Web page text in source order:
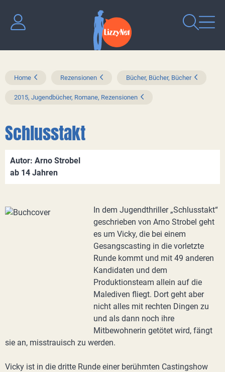
Home Rezensionen Bücher, Bücher, Bücher
2015, Jugendbücher, Romane, Rezensionen
Schlusstakt
Autor: Arno Strobel
ab 14 Jahren
In dem Jugendthriller „Schlusstakt“
geschrieben von Arno Strobel geht
es um Vicky, die bei einem
Gesangscasting in die vorletzte
Runde kommt und mit 49 anderen
Kandidaten und dem
Produktionsteam allein auf die
Malediven fliegt. Dort geht aber
nicht alles mit rechten Dingen zu
und als dann noch ihre
Mitbewohnerin getötet wird, fängt
sie an, misstrauisch zu werden.
Vicky ist in die dritte Runde einer berühmten Castingshow